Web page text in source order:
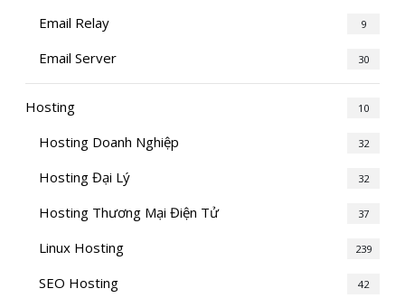
Email Relay 9
Email Server 30
Hosting 10
Hosting Doanh Nghiệp 32
Hosting Đại Lý 32
Hosting Thương Mại Điện Tử 37
Linux Hosting 239
SEO Hosting 42